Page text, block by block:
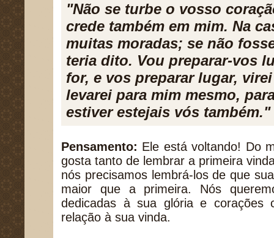
"Não se turbe o vosso
crede também em mim. Na
muitas moradas; se não
teria dito. Vou preparar-vos
for, e vos preparar lugar,
levarei para mim mesmo,
estiver estejais vós também."
Pensamento: Ele está voltando! Do
gosta tanto de lembrar a primeira
nós precisamos lembrá-los de que
maior que a primeira. Nós
dedicadas à sua glória e corações
relação à sua vinda.